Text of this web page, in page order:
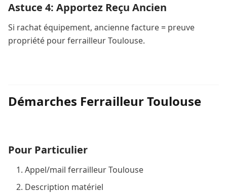
Astuce 4: Apportez Reçu Ancien
Si rachat équipement, ancienne facture = preuve
propriété pour ferrailleur Toulouse.
Démarches Ferrailleur Toulouse
Pour Particulier
Appel/mail ferrailleur Toulouse
Description matériel